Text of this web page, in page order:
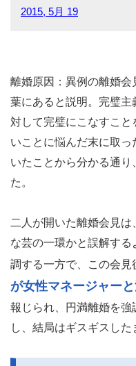
2015, 5月 19
離婚原因：異例の離婚
葉にあると説明。完璧主
対して完璧にこなすこ
いことに悩んだ末に取
いたことから分かる通
た。
二人が開いた離婚会見
な芸の一環かと誤解す
調する一方で、この会見
が女性マネージャーと
報じられ、円満離婚を
し、結局はギスギスした